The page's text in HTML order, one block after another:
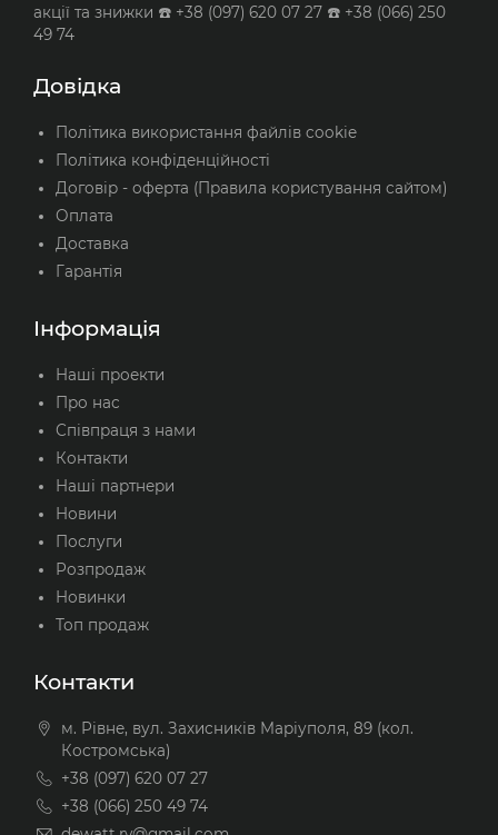
акції та знижки ☎️ +38 (097) 620 07 27 ☎️ +38 (066) 250
49 74
Довідка
Політика використання файлів cookie
Політика конфіденційності
Договір - оферта (Правила користування сайтом)
Оплата
Доставка
Гарантія
Інформація
Наші проекти
Про нас
Співпраця з нами
Контакти
Наші партнери
Новини
Послуги
Розпродаж
Новинки
Топ продаж
Контакти
м. Рівне, вул. Захисників Маріуполя, 89 (кол.
Костромська)
+38 (097) 620 07 27
+38 (066) 250 49 74